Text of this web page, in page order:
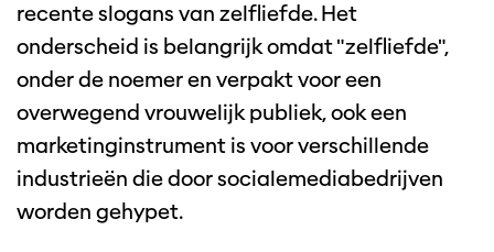
recente slogans van zelfliefde. Het
onderscheid is belangrijk omdat "zelfliefde",
onder de noemer en verpakt voor een
overwegend vrouwelijk publiek, ook een
marketinginstrument is voor verschillende
industrieën die door socialemediabedrijven
worden gehypet.